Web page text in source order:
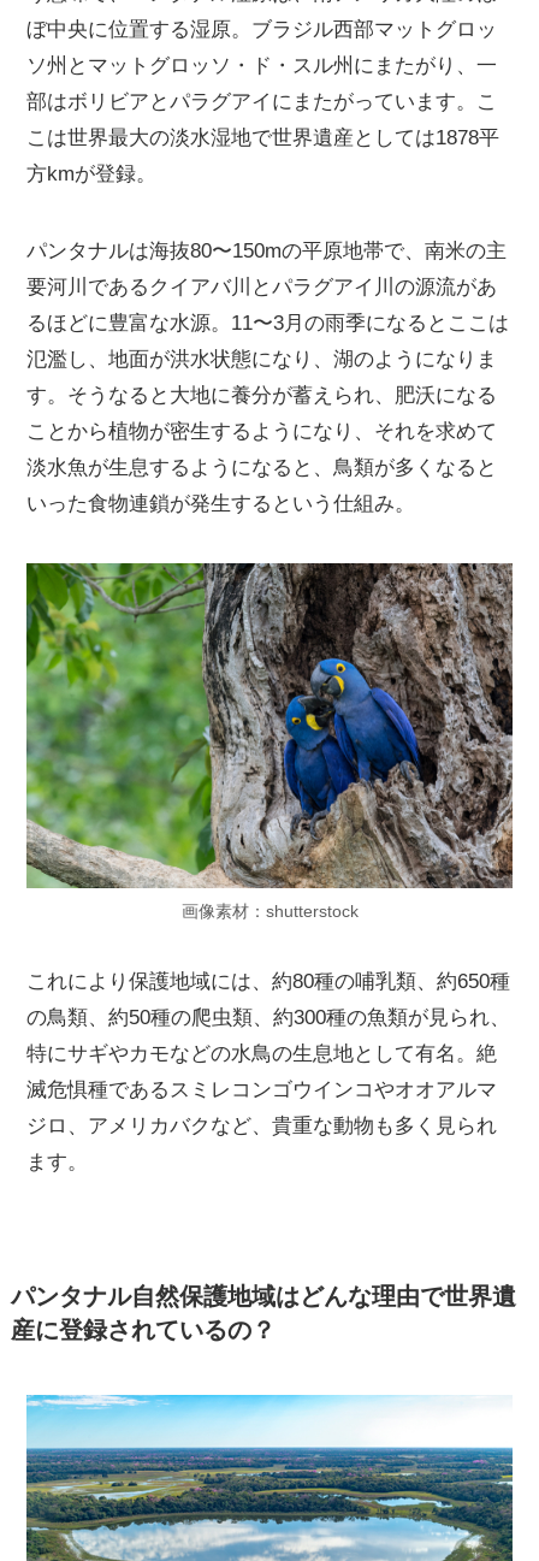
ぼ中央に位置する湿原。ブラジル西部マットグロッ
ソ州とマットグロッソ・ド・スル州にまたがり、一
部はボリビアとパラグアイにまたがっています。こ
こは世界最大の淡水湿地で世界遺産としては1878平
方kmが登録。
パンタナルは海抜80〜150mの平原地帯で、南米の主
要河川であるクイアバ川とパラグアイ川の源流があ
るほどに豊富な水源。11〜3月の雨季になるとここは
氾濫し、地面が洪水状態になり、湖のようになりま
す。そうなると大地に養分が蓄えられ、肥沃になる
ことから植物が密生するようになり、それを求めて
淡水魚が生息するようになると、鳥類が多くなると
いった食物連鎖が発生するという仕組み。
画像素材：shutterstock
これにより保護地域には、約80種の哺乳類、約650種
の鳥類、約50種の爬虫類、約300種の魚類が見られ、
特にサギやカモなどの水鳥の生息地として有名。絶
滅危惧種であるスミレコンゴウインコやオオアルマ
ジロ、アメリカバクなど、貴重な動物も多く見られ
ます。
パンタナル自然保護地域はどんな理由で世界遺
産に登録されているの？